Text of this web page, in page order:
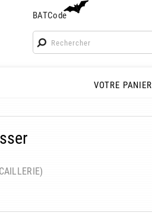
BATCode
BATCode
Rentrez votre BATCode et validez
VOTRE PANIER